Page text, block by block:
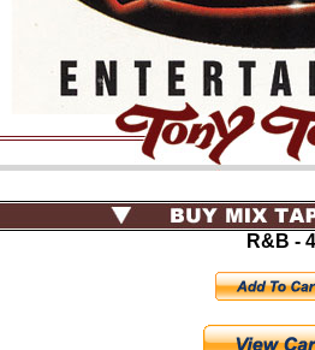
R&B - 4